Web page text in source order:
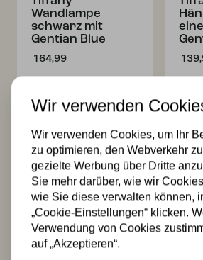
Wandlampe
schwarz mit
Gentian Blue
164,99
2 x Tiffany
Gentian Blue auf
Deckenbalken
3 x
Wir verwenden
Wir verwenden Cookies, um Ihr
zu optimieren, den Webverkehr
gezielte Werbung über Dritte
Sie mehr darüber, wie wir
wie Sie diese verwalten können,
„Cookie-Einstellungen“ klicken.
Verwendung von Cookies
auf „Akzeptieren“.